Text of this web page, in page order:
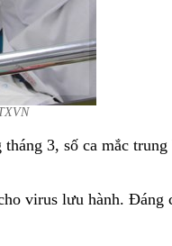
3, số ca mắc
virus lưu hành. Đáng